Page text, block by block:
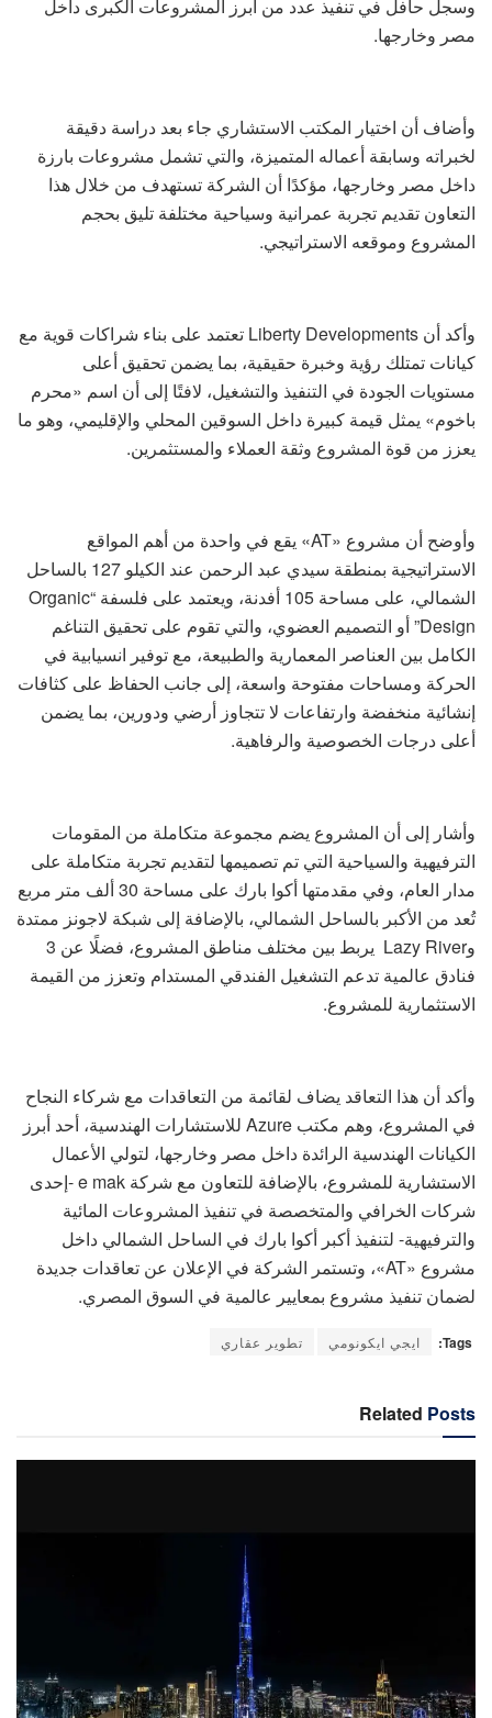
وسجل حافل في تنفيذ عدد من أبرز المشروعات الكبرى داخل
مصر وخارجها.
وأضاف أن اختيار المكتب الاستشاري جاء بعد دراسة دقيقة
لخبراته وسابقة أعماله المتميزة، والتي تشمل مشروعات بارزة
داخل مصر وخارجها، مؤكدًا أن الشركة تستهدف من خلال هذا
التعاون تقديم تجربة عمرانية وسياحية مختلفة تليق بحجم
المشروع وموقعه الاستراتيجي.
وأكد أن Liberty Developments تعتمد على بناء شراكات قوية مع
كيانات تمتلك رؤية وخبرة حقيقية، بما يضمن تحقيق أعلى
مستويات الجودة في التنفيذ والتشغيل، لافتًا إلى أن اسم «محرم
باخوم» يمثل قيمة كبيرة داخل السوقين المحلي والإقليمي، وهو ما
يعزز من قوة المشروع وثقة العملاء والمستثمرين.
وأوضح أن مشروع «AT» يقع في واحدة من أهم المواقع
الاستراتيجية بمنطقة سيدي عبد الرحمن عند الكيلو 127 بالساحل
الشمالي، على مساحة 105 أفدنة، ويعتمد على فلسفة “Organic
Design” أو التصميم العضوي، والتي تقوم على تحقيق التناغم
الكامل بين العناصر المعمارية والطبيعة، مع توفير انسيابية في
الحركة ومساحات مفتوحة واسعة، إلى جانب الحفاظ على كثافات
إنشائية منخفضة وارتفاعات لا تتجاوز أرضي ودورين، بما يضمن
أعلى درجات الخصوصية والرفاهية.
وأشار إلى أن المشروع يضم مجموعة متكاملة من المقومات
الترفيهية والسياحية التي تم تصميمها لتقديم تجربة متكاملة على
مدار العام، وفي مقدمتها أكوا بارك على مساحة 30 ألف متر مربع
تُعد من الأكبر بالساحل الشمالي، بالإضافة إلى شبكة لاجونز ممتدة
وLazy River يربط بين مختلف مناطق المشروع، فضلًا عن 3
فنادق عالمية تدعم التشغيل الفندقي المستدام وتعزز من القيمة
الاستثمارية للمشروع.
وأكد أن هذا التعاقد يضاف لقائمة من التعاقدات مع شركاء النجاح
في المشروع، وهم مكتب Azure للاستشارات الهندسية، أحد أبرز
الكيانات الهندسية الرائدة داخل مصر وخارجها، لتولي الأعمال
الاستشارية للمشروع، بالإضافة للتعاون مع شركة e mak -إحدى
شركات الخرافي والمتخصصة في تنفيذ المشروعات المائية
والترفيهية- لتنفيذ أكبر أكوا بارك في الساحل الشمالي داخل
مشروع «AT»، وتستمر الشركة في الإعلان عن تعاقدات جديدة
لضمان تنفيذ مشروع بمعايير عالمية في السوق المصري.
Tags: ايجي ايكونومي تطوير عقاري
Related Posts